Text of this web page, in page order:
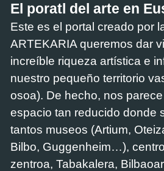
El poratl del arte en
Este es el portal creado por
ARTEKARIA queremos dar
increíble riqueza artística e
nuestro pequeño territorio
osoa). De hecho, nos
espacio tan reducido donde
tantos museos (Artium,
Bilbo, Guggenheim…),
zentroa, Tabakalera,